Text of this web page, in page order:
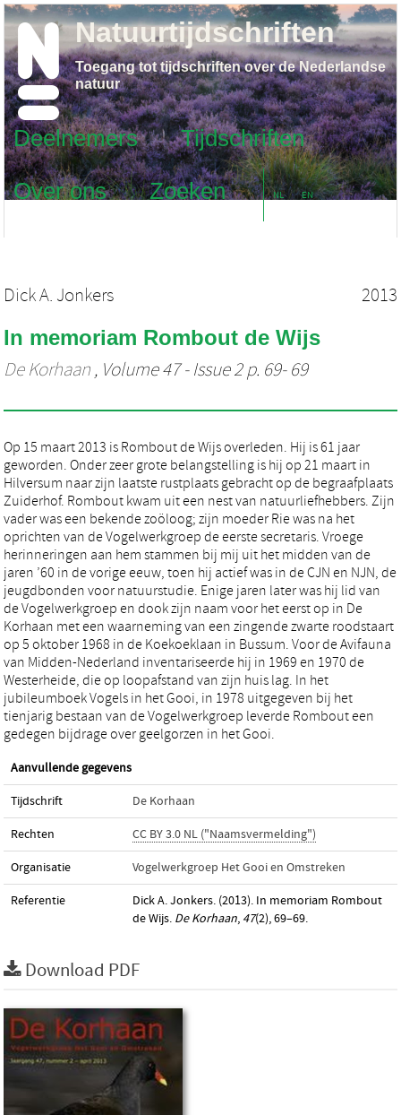
Deelnemers
Tijdschriften
Over ons
Zoeken NL EN
Natuurtijdschriften
Toegang tot tijdschriften over de Nederlandse
natuur
Dick A. Jonkers 2013
In memoriam Rombout de Wijs
De Korhaan , Volume 47 - Issue 2 p. 69- 69
Op 15 maart 2013 is Rombout de Wijs overleden. Hij is 61 jaar
geworden. Onder zeer grote belangstelling is hij op 21 maart in
Hilversum naar zijn laatste rustplaats gebracht op de begraafplaats
Zuiderhof. Rombout kwam uit een nest van natuurliefhebbers. Zijn
vader was een bekende zoöloog; zijn moeder Rie was na het
oprichten van de Vogelwerkgroep de eerste secretaris. Vroege
herinneringen aan hem stammen bij mij uit het midden van de
jaren ’60 in de vorige eeuw, toen hij actief was in de CJN en NJN, de
jeugdbonden voor natuurstudie. Enige jaren later was hij lid van
de Vogelwerkgroep en dook zijn naam voor het eerst op in De
Korhaan met een waarneming van een zingende zwarte roodstaart
op 5 oktober 1968 in de Koekoeklaan in Bussum. Voor de Avifauna
van Midden-Nederland inventariseerde hij in 1969 en 1970 de
Westerheide, die op loopafstand van zijn huis lag. In het
jubileumboek Vogels in het Gooi, in 1978 uitgegeven bij het
tienjarig bestaan van de Vogelwerkgroep leverde Rombout een
gedegen bijdrage over geelgorzen in het Gooi.
Aanvullende gegevens
Tijdschrift De Korhaan
Rechten CC BY 3.0 NL ("Naamsvermelding")
Organisatie Vogelwerkgroep Het Gooi en Omstreken
Referentie
Dick A. Jonkers. (2013). In memoriam Rombout
de Wijs. De Korhaan, 47(2), 69–69.
Download PDF